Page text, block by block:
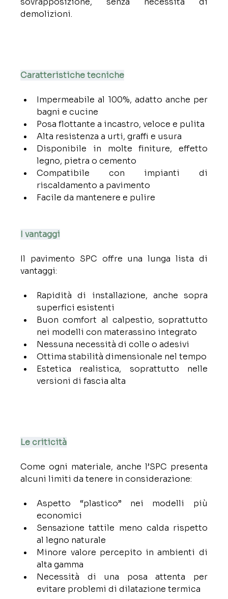
demolizioni.
Caratteristiche tecniche
Impermeabile al 100%, adatto anche per
bagni e cucine
Posa flottante a incastro, veloce e pulita
Alta resistenza a urti, graffi e usura
Disponibile in molte finiture, effetto
legno, pietra o cemento
Compatibile con impianti di
riscaldamento a pavimento
Facile da mantenere e pulire
I vantaggi
Il pavimento SPC offre una lunga lista di
vantaggi:
Rapidità di installazione, anche sopra
superfici esistenti
Buon comfort al calpestio, soprattutto
nei modelli con materassino integrato
Nessuna necessità di colle o adesivi
Ottima stabilità dimensionale nel tempo
Estetica realistica, soprattutto nelle
versioni di fascia alta
Le criticità
Come ogni materiale, anche l’SPC presenta
alcuni limiti da tenere in considerazione:
Aspetto “plastico” nei modelli più
economici
Sensazione tattile meno calda rispetto
al legno naturale
Minore valore percepito in ambienti di
alta gamma
Necessità di una posa attenta per
evitare problemi di dilatazione termica